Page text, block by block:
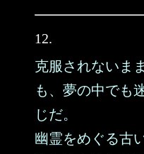
12.
克服されないま
も、夢の中でも
じだ。
幽霊をめぐる古